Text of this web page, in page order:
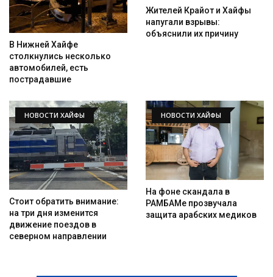
Искать
В Нижней Хайфе
столкнулись несколько
автомобилей, есть
пострадавшие
Жителей Крайот и Хайфы
напугали взрывы:
объяснили их причину
НОВОСТИ ХАЙФЫ
Стоит обратить внимание:
на три дня изменится
движение поездов в
северном направлении
НОВОСТИ ХАЙФЫ
На фоне скандала в
РАМБАМе прозвучала
защита арабских медиков